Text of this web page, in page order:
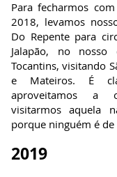
Para fecharmos
2018, levamos
Do Repente para
Jalapão, no nosso
Tocantins, visitando
e Mateiros. É
aproveitamos a
visitarmos aquela
porque ninguém é de
2019